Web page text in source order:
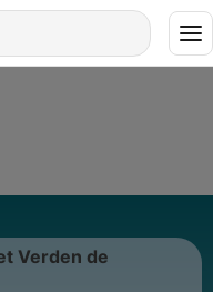
Verden de